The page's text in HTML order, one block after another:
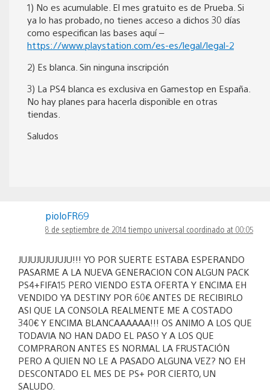
1) No es acumulable. El mes gratuito es de Prueba. Si
ya lo has probado, no tienes acceso a dichos 30 días
como especifican las bases aquí –
https://www.playstation.com/es-es/legal/legal-2
2) Es blanca. Sin ninguna inscripción
3) La PS4 blanca es exclusiva en Gamestop en España.
No hay planes para hacerla disponible en otras
tiendas.
Saludos
pioloFR69
8 de septiembre de 2014 tiempo universal coordinado at 00:05
JUJUJUJUJUJU!!! YO POR SUERTE ESTABA ESPERANDO
PASARME A LA NUEVA GENERACION CON ALGUN PACK
PS4+FIFA15 PERO VIENDO ESTA OFERTA Y ENCIMA EH
VENDIDO YA DESTINY POR 60€ ANTES DE RECIBIRLO
ASI QUE LA CONSOLA REALMENTE ME A COSTADO
340€ Y ENCIMA BLANCAAAAAA!!! OS ANIMO A LOS QUE
TODAVIA NO HAN DADO EL PASO Y A LOS QUE
COMPRARON ANTES ES NORMAL LA FRUSTACIÓN
PERO A QUIEN NO LE A PASADO ALGUNA VEZ? NO EH
DESCONTADO EL MES DE PS+ POR CIERTO, UN
SALUDO.